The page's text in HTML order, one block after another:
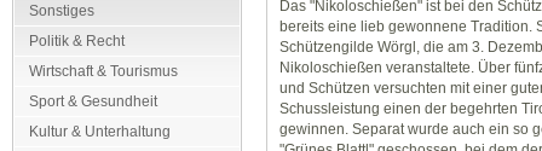
Sonstiges
Politik & Recht
Wirtschaft & Tourismus
Sport & Gesundheit
Kultur & Unterhaltung
Das "Nikoloschießen" ist bei den
bereits eine lieb gewonnene Tradition.
Schützengilde Wörgl, die am 3.
Nikoloschießen veranstaltete. Über
und Schützen versuchten mit einer
Schussleistung einen der begehrten
gewinnen. Separat wurde auch ein so